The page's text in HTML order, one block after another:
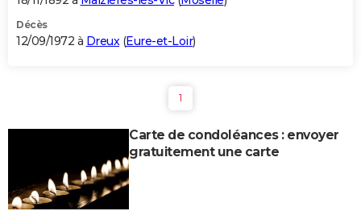
Décès
12/09/1972 à Dreux(Eure-et-Loir)
1
Carte de condoléances : envoyer
gratuitement une carte